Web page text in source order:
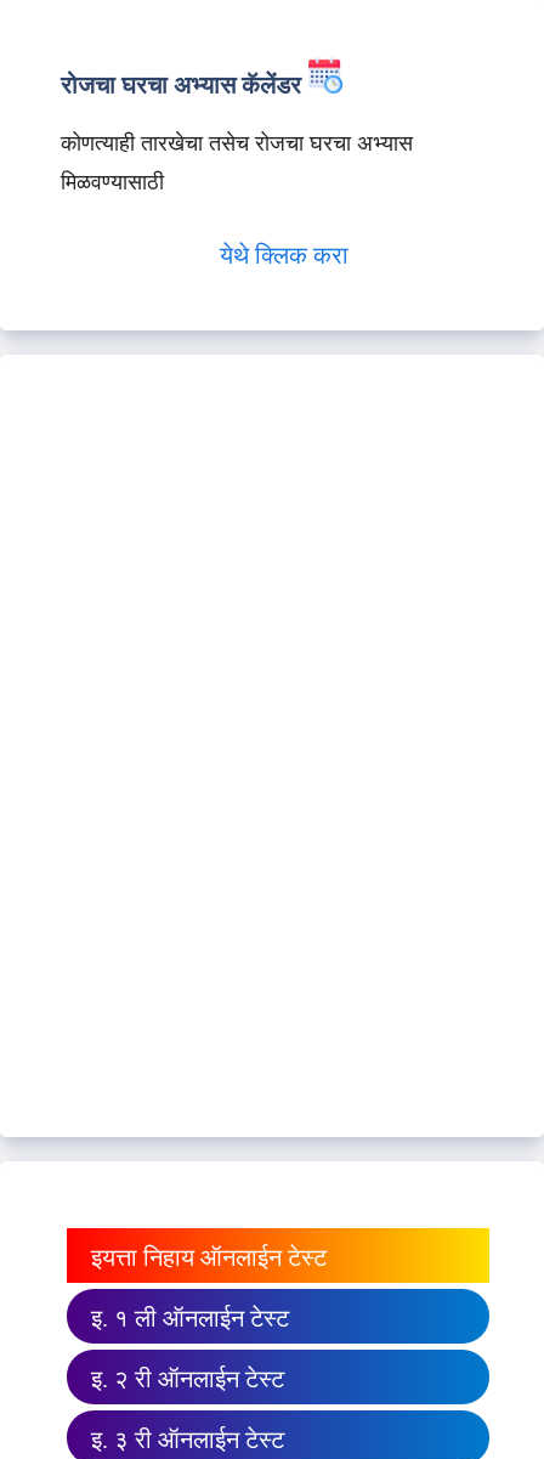
रोजचा घरचा अभ्यास कॅलेंडर
कोणत्याही तारखेचा तसेच रोजचा घरचा अभ्यास
मिळवण्यासाठी
येथे क्लिक करा
इयत्ता निहाय ऑनलाईन टेस्ट
इ. १ ली ऑनलाईन टेस्ट
इ. २ री ऑनलाईन टेस्ट
इ. ३ री ऑनलाईन टेस्ट